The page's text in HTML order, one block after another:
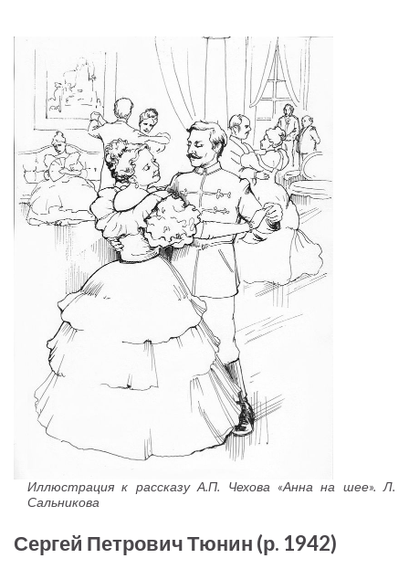
Иллюстрация к рассказу А.П. Чехова «Анна на шее». Л.
Сальникова
Сергей Петрович Тюнин (р. 1942)